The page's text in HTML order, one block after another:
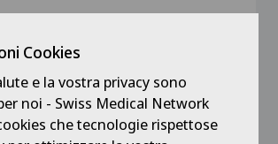
titre de spécialiste en médecine
Cookies
e la vostra privacy sono
noi - Swiss Medical Network
che tecnologie rispettose